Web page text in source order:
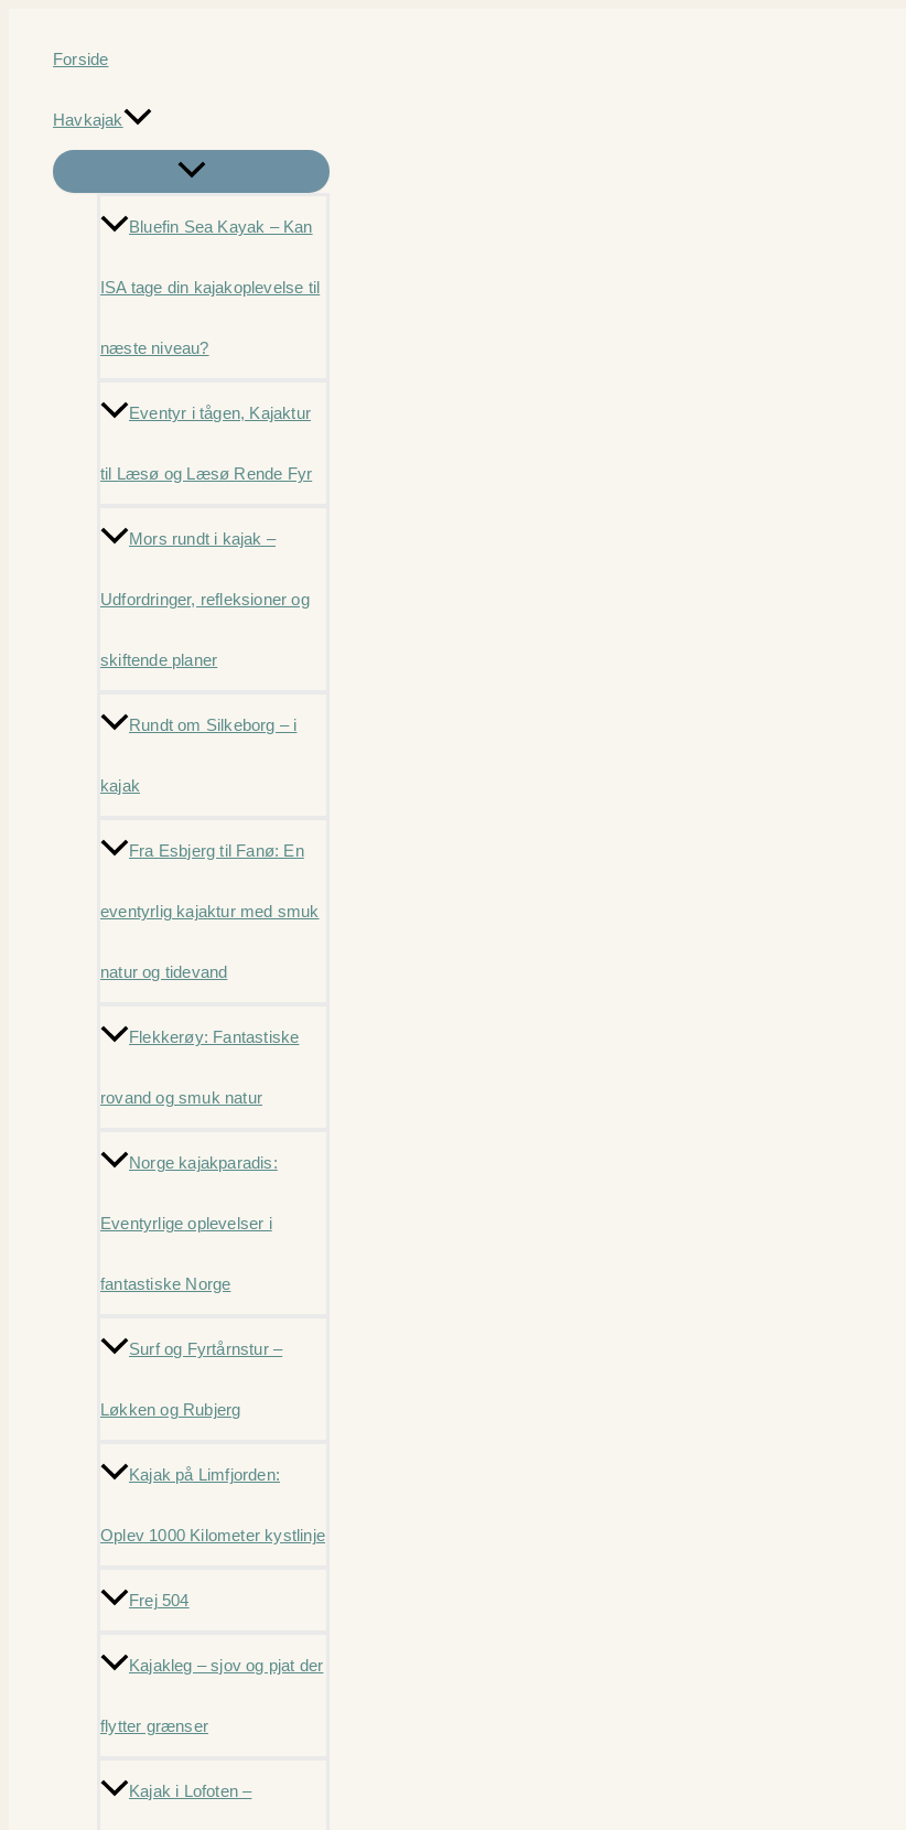
Forside
Havkajak
Bluefin Sea Kayak – Kan
ISA tage din kajakoplevelse til
næste niveau?
Eventyr i tågen, Kajaktur
til Læsø og Læsø Rende Fyr
Mors rundt i kajak –
Udfordringer, refleksioner og
skiftende planer
Rundt om Silkeborg – i
kajak
Fra Esbjerg til Fanø: En
eventyrlig kajaktur med smuk
natur og tidevand
Flekkerøy: Fantastiske
rovand og smuk natur
Norge kajakparadis:
Eventyrlige oplevelser i
fantastiske Norge
Surf og Fyrtårnstur –
Løkken og Rubjerg
Kajak på Limfjorden:
Oplev 1000 Kilometer kystlinje
Frej 504
Kajakleg – sjov og pjat der
flytter grænser
Kajak i Lofoten –